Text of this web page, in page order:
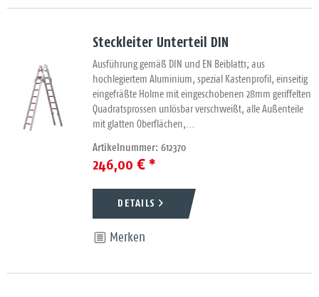
Steckleiter Unterteil DIN
Ausführung gemäß DIN und EN Beiblatt1; aus
hochlegiertem Aluminium, spezial Kastenprofil, einseitig
eingefräßte Holme mit eingeschobenen 28mm geriffelten
Quadratsprossen unlösbar verschweißt, alle Außenteile
mit glatten Oberflächen,...
Artikelnummer: 612370
246,00 € *
DETAILS
Merken